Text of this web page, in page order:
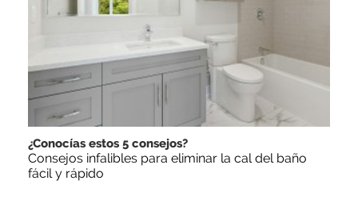
¿Conocías estos 5 consejos?
Consejos infalibles para eliminar la cal del baño
fácil y rápido